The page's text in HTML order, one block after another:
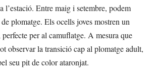
l’estació. Entre maig i setembre, podem
plomatge. Els ocells joves mostren un
per al camuflatge. A mesura que
observar la transició cap al plomatge adult,
seu pit de color ataronjat.